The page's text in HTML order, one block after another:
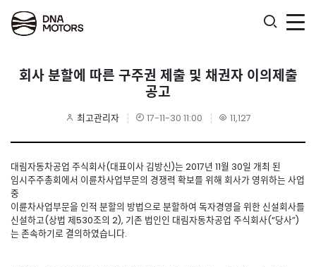
회사 분할에 따른 구주권 제출 및 채권자 이의제출
공고
최고관리자 17-11-30 11:00 11,127
대림자동차공업 주식회사(대표이사 김방신)는 2017년 11월 30일 개최 된
임시주주총회에서 이륜차사업부문의 경쟁력 확보를 위해 회사가 영위하는 사업
중
이륜차사업부문을 인적 분할의 방법으로 분할하여 독자경영을 위한 신설회사를
신설하고(상법 제530조의 2), 기존 법인인 대림자동차공업 주식회사(“당사”)
는 존속하기로 결의하였습니다.